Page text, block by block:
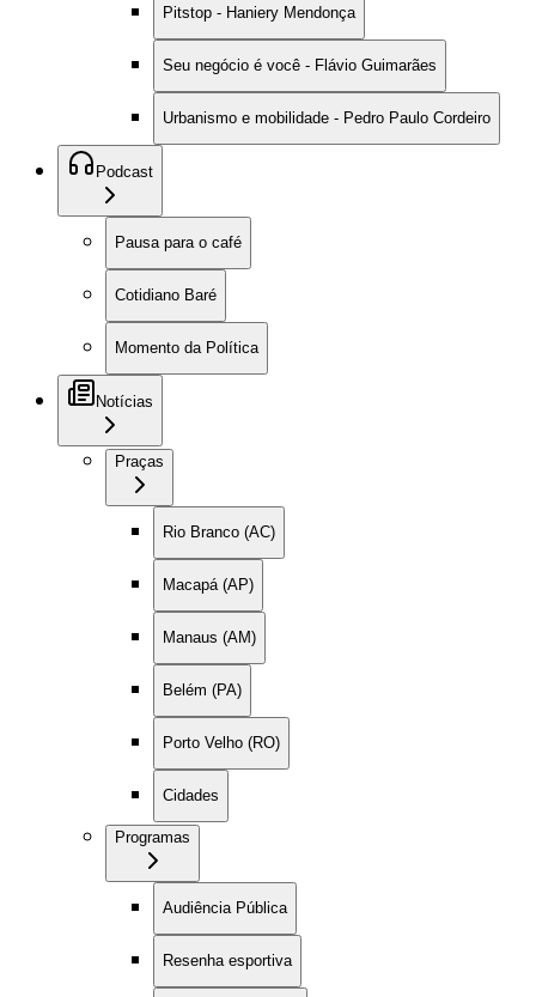
Pitstop - Haniery Mendonça
Seu negócio é você - Flávio Guimarães
Urbanismo e mobilidade - Pedro Paulo Cordeiro
Podcast
Pausa para o café
Cotidiano Baré
Momento da Política
Notícias
Praças
Rio Branco (AC)
Macapá (AP)
Manaus (AM)
Belém (PA)
Porto Velho (RO)
Cidades
Programas
Audiência Pública
Resenha esportiva